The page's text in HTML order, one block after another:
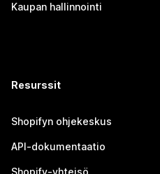
Kaupan hallinnointi
Resurssit
Shopifyn ohjekeskus
API-dokumentaatio
Shopify-yhteisö